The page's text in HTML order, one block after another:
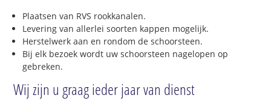
Plaatsen van RVS rookkanalen.
Levering van allerlei soorten kappen mogelijk.
Herstelwerk aan en rondom de schoorsteen.
Bij elk bezoek wordt uw schoorsteen nagelopen op
gebreken.
Wij zijn u graag ieder jaar van dienst